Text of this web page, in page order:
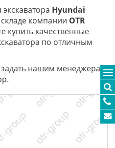
Hyundai
компании OTR
купить качественные
по отличным
нашим менеджерам